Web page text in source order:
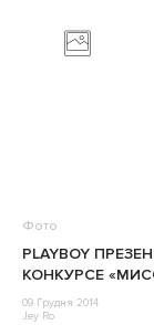
Фото
PLAYBOY
КОНКУРСЕ «МИСС
09 Грудня 2014
Jey Ro